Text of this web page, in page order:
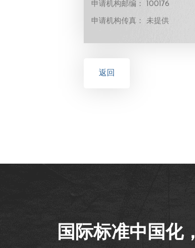
申请机构邮编： 100176
申请机构传真： 未提供
返回
国际标准中国化